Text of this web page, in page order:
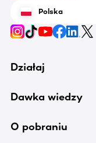
Polska
Działaj
Dawka wiedzy
O pobraniu